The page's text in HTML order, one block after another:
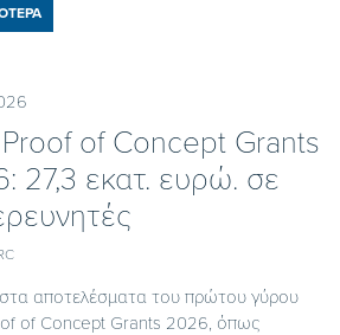
Proof of Concept Grants
27,3 εκατ. ευρώ. σε
αποτελέσματα του πρώτου γύρου
of Concept Grants 2026, όπως